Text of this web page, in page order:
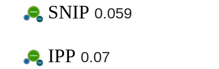
SNIP 0.059
IPP 0.07